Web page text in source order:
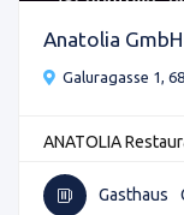
Anatolia GmbH
Galuragasse 1,
ANATOLIA
Gasthaus